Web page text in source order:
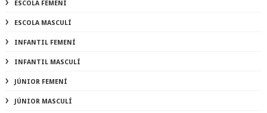
ESCOLA FEMENÍ
ESCOLA MASCULÍ
INFANTIL FEMENÍ
INFANTIL MASCULÍ
JÚNIOR FEMENÍ
JÚNIOR MASCULÍ